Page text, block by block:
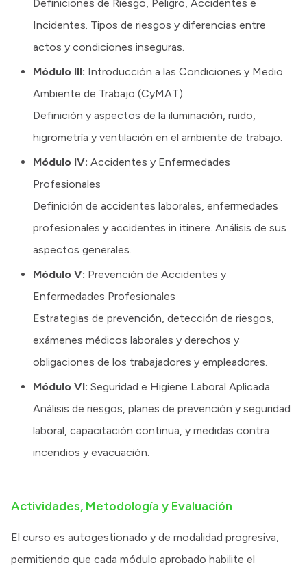
Definiciones de Riesgo, Peligro, Accidentes e
Incidentes. Tipos de riesgos y diferencias entre
actos y condiciones inseguras.
Módulo III: Introducción a las Condiciones y Medio
Ambiente de Trabajo (CyMAT)
Definición y aspectos de la iluminación, ruido,
higrometría y ventilación en el ambiente de trabajo.
Módulo IV: Accidentes y Enfermedades
Profesionales
Definición de accidentes laborales, enfermedades
profesionales y accidentes in itinere. Análisis de sus
aspectos generales.
Módulo V: Prevención de Accidentes y
Enfermedades Profesionales
Estrategias de prevención, detección de riesgos,
exámenes médicos laborales y derechos y
obligaciones de los trabajadores y empleadores.
Módulo VI: Seguridad e Higiene Laboral Aplicada
Análisis de riesgos, planes de prevención y seguridad
laboral, capacitación continua, y medidas contra
incendios y evacuación.
Actividades, Metodología y Evaluación
El curso es autogestionado y de modalidad progresiva,
permitiendo que cada módulo aprobado habilite el